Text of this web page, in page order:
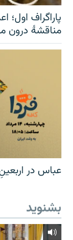
پاراگراف اول؛
مناقشهٔ درون
عباس در
بشنوید